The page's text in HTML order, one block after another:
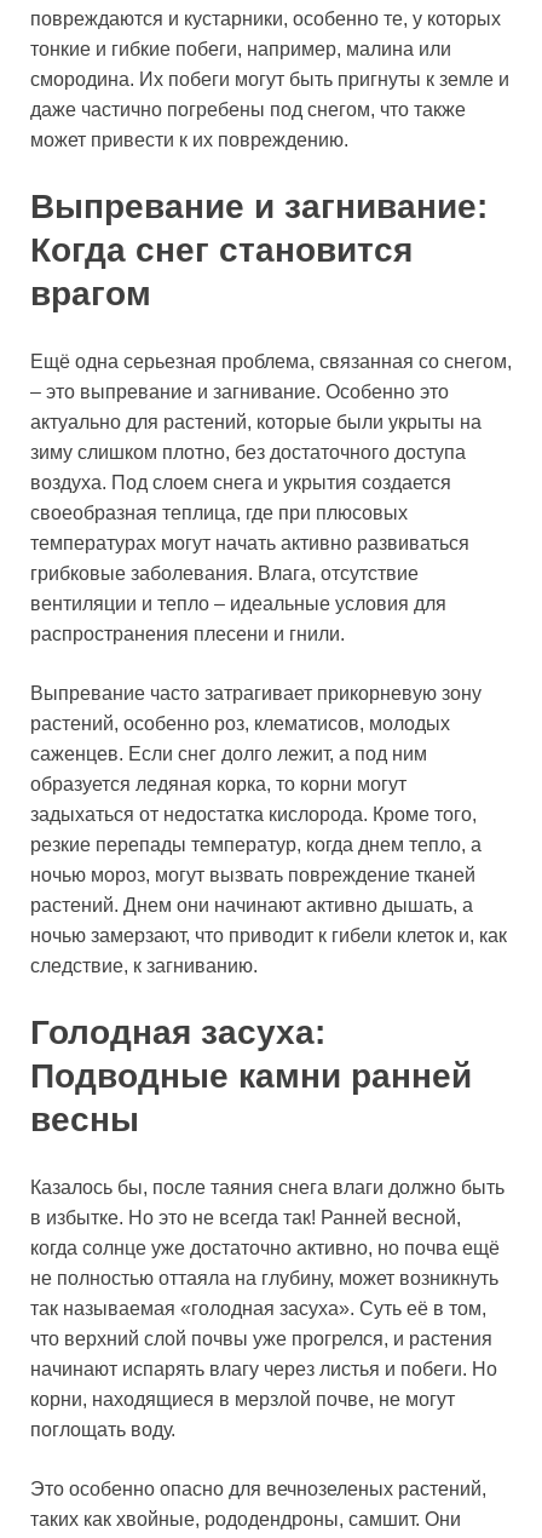
повреждаются и кустарники, особенно те, у которых
тонкие и гибкие побеги, например, малина или
смородина. Их побеги могут быть пригнуты к земле и
даже частично погребены под снегом, что также
может привести к их повреждению.
Выпревание и загнивание:
Когда снег становится
врагом
Ещё одна серьезная проблема, связанная со снегом,
– это выпревание и загнивание. Особенно это
актуально для растений, которые были укрыты на
зиму слишком плотно, без достаточного доступа
воздуха. Под слоем снега и укрытия создается
своеобразная теплица, где при плюсовых
температурах могут начать активно развиваться
грибковые заболевания. Влага, отсутствие
вентиляции и тепло – идеальные условия для
распространения плесени и гнили.
Выпревание часто затрагивает прикорневую зону
растений, особенно роз, клематисов, молодых
саженцев. Если снег долго лежит, а под ним
образуется ледяная корка, то корни могут
задыхаться от недостатка кислорода. Кроме того,
резкие перепады температур, когда днем тепло, а
ночью мороз, могут вызвать повреждение тканей
растений. Днем они начинают активно дышать, а
ночью замерзают, что приводит к гибели клеток и, как
следствие, к загниванию.
Голодная засуха:
Подводные камни ранней
весны
Казалось бы, после таяния снега влаги должно быть
в избытке. Но это не всегда так! Ранней весной,
когда солнце уже достаточно активно, но почва ещё
не полностью оттаяла на глубину, может возникнуть
так называемая «голодная засуха». Суть её в том,
что верхний слой почвы уже прогрелся, и растения
начинают испарять влагу через листья и побеги. Но
корни, находящиеся в мерзлой почве, не могут
поглощать воду.
Это особенно опасно для вечнозеленых растений,
таких как хвойные, рододендроны, самшит. Они